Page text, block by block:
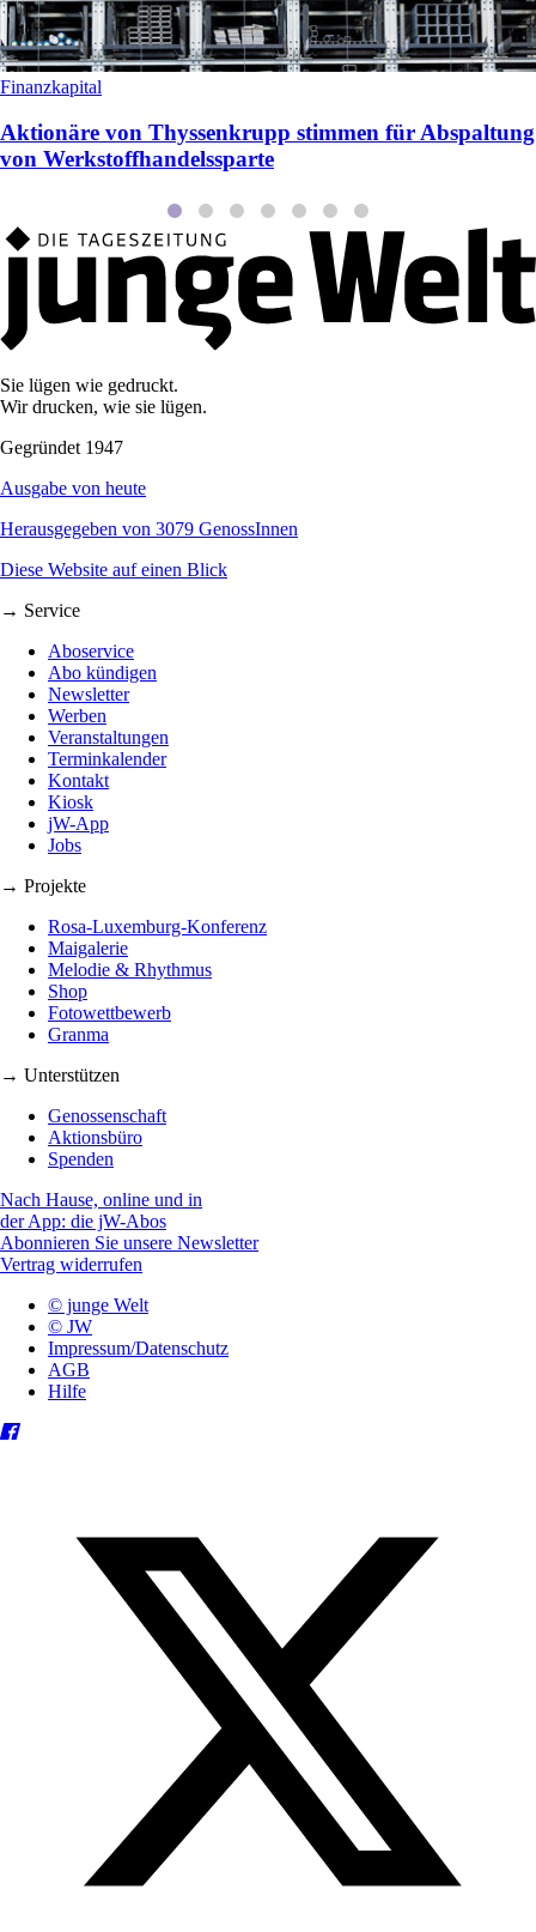
Finanzkapital
Aktionäre von Thyssenkrupp stimmen für Abspaltung
von Werkstoffhandelssparte
Sie lügen wie gedruckt.
Wir drucken, wie sie lügen.
Gegründet 1947
Ausgabe von heute
Herausgegeben von 3079 GenossInnen
Diese Website auf einen Blick
→ Service
Aboservice
Abo kündigen
Newsletter
Werben
Veranstaltungen
Terminkalender
Kontakt
Kiosk
jW-App
Jobs
→ Projekte
Rosa-Luxemburg-Konferenz
Maigalerie
Melodie & Rhythmus
Shop
Fotowettbewerb
Granma
→ Unterstützen
Genossenschaft
Aktionsbüro
Spenden
Nach Hause, online und in
der App: die jW-Abos
Abonnieren Sie unsere Newsletter
Vertrag widerrufen
© junge Welt
© JW
Impressum/Datenschutz
AGB
Hilfe